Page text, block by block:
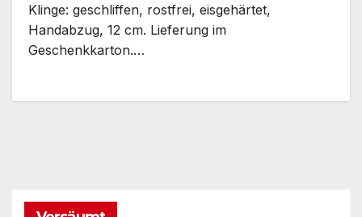
Klinge: geschliffen, rostfrei, eisgehärtet,
Handabzug, 12 cm. Lieferung im
Geschenkkarton.…